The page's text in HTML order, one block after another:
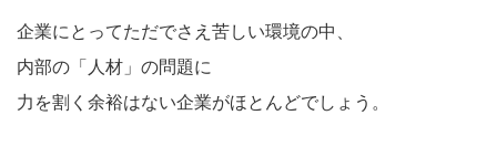
企業にとってただでさえ苦しい環境の中、
内部の「人材」の問題に
力を割く余裕はない企業がほとんどでしょう。